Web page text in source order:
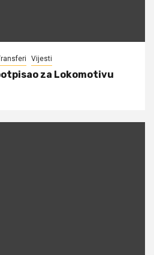
Vijesti
za Lokomotivu